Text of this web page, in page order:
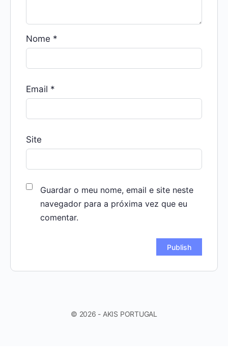
Nome *
Email *
Site
Guardar o meu nome, email e site neste
navegador para a próxima vez que eu
comentar.
© 2026 - AKIS PORTUGAL